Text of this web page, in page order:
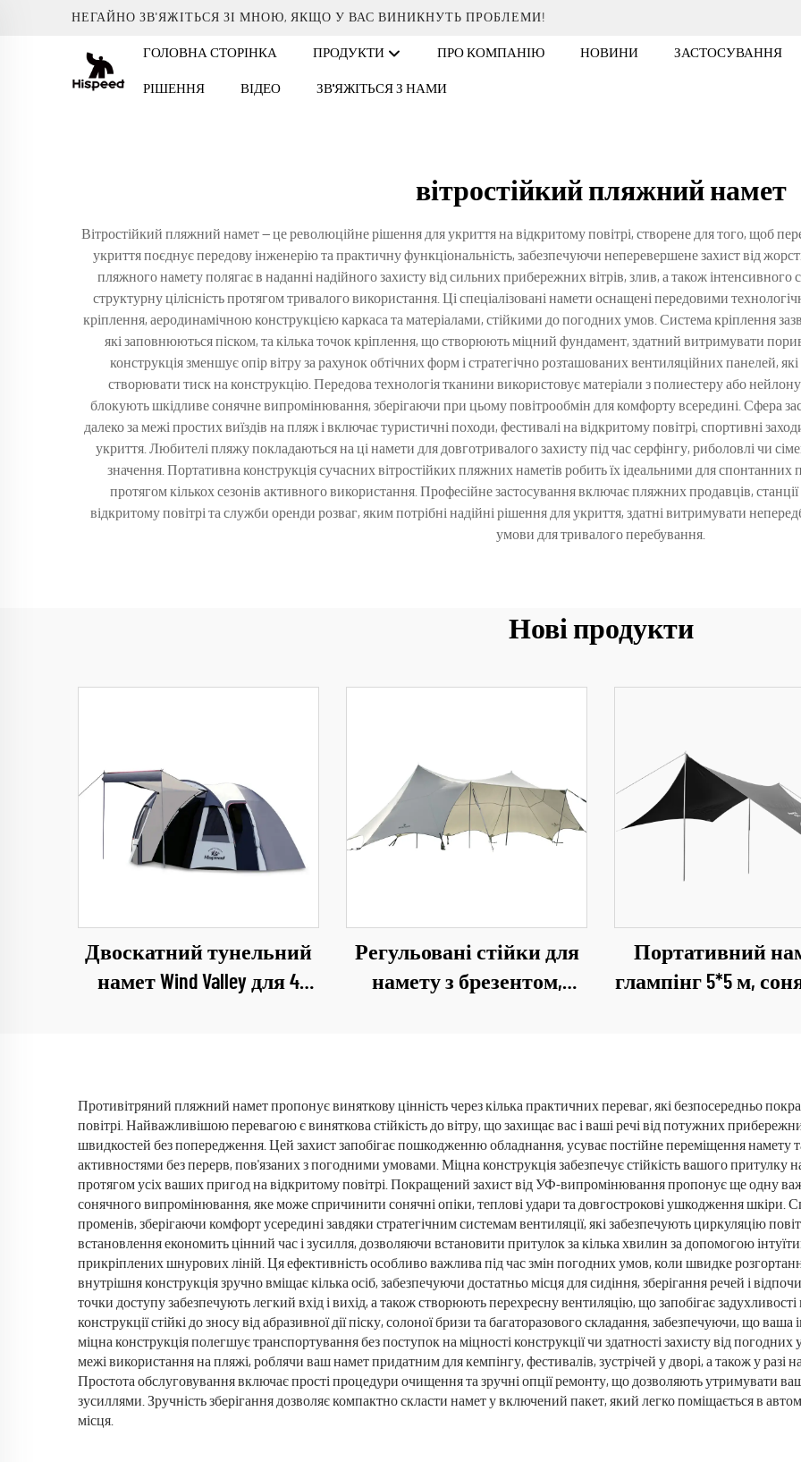
НЕГАЙНО ЗВ'ЯЖІТЬСЯ ЗІ МНОЮ, ЯКЩО У ВАС ВИНИКНУТЬ ПРОБЛЕМИ!
ГОЛОВНА СТОРІНКА ПРОДУКТИ ПРО КОМПАНІЮ НОВИНИ ЗАСТОСУВАННЯ
РІШЕННЯ ВІДЕО ЗВ'ЯЖІТЬСЯ З НАМИ
вітростійкий пляжний намет
Вітростійкий пляжний намет — це революційне рішення для укриття на відкритому повітрі, створене для того, щоб
укриття поєднує передову інженерію та практичну функціональність, забезпечуючи неперевершене захист від
пляжного намету полягає в наданні надійного захисту від сильних прибережних вітрів, злив, а також
структурну цілісність протягом тривалого використання. Ці спеціалізовані намети оснащені передовими
кріплення, аеродинамічною конструкцією каркаса та матеріалами, стійкими до погодних умов. Система кріплення
які заповнюються піском, та кілька точок кріплення, що створюють міцний фундамент, здатний витримувати
конструкція зменшує опір вітру за рахунок обтічних форм і стратегічно розташованих вентиляційних панелей,
створювати тиск на конструкцію. Передова технологія тканини використовує матеріали з полиестеру або
блокують шкідливе сонячне випромінювання, зберігаючи при цьому повітрообмін для комфорту всередині. Сфера
далеко за межі простих виїздів на пляж і включає туристичні походи, фестивалі на відкритому повітрі, спортивні
укриття. Любителі пляжу покладаються на ці намети для довготривалого захисту під час серфінгу, риболовлі чи
значення. Портативна конструкція сучасних вітростійких пляжних наметів робить їх ідеальними для спонтанних
протягом кількох сезонів активного використання. Професійне застосування включає пляжних продавців, станції
відкритому повітрі та служби оренди розваг, яким потрібні надійні рішення для укриття, здатні витримувати
умови для тривалого перебування.
Нові продукти
Двоскатний тунельний
намет Wind Valley для 4
Регульовані стійки для
намету з брезентом,
тент, тіньовий брезент
Портативний
глампінг 5*5 м,
Противітряний пляжний намет пропонує виняткову цінність через кілька практичних переваг, які безпосередньо
повітрі. Найважливішою перевагою є виняткова стійкість до вітру, що захищає вас і ваші речі від потужних
швидкостей без попередження. Цей захист запобігає пошкодженню обладнання, усуває постійне переміщення намету
активностями без перерв, пов'язаних з погодними умовами. Міцна конструкція забезпечує стійкість вашого притулку
протягом усіх ваших пригод на відкритому повітрі. Покращений захист від УФ-випромінювання пропонує ще одну
сонячного випромінювання, яке може спричинити сонячні опіки, теплові удари та довгострокові ушкодження шкіри.
променів, зберігаючи комфорт усередині завдяки стратегічним системам вентиляції, які забезпечують циркуляцію
встановлення економить цінний час і зусилля, дозволяючи встановити притулок за кілька хвилин за допомогою
прикріплених шнурових ліній. Ця ефективність особливо важлива під час змін погодних умов, коли швидке
внутрішня конструкція зручно вміщає кілька осіб, забезпечуючи достатньо місця для сидіння, зберігання речей і
точки доступу забезпечують легкий вхід і вихід, а також створюють перехресну вентиляцію, що запобігає
конструкції стійкі до зносу від абразивної дії піску, солоної бризи та багаторазового складання, забезпечуючи, що
міцна конструкція полегшує транспортування без поступок на міцності конструкції чи здатності захисту від
межі використання на пляжі, роблячи ваш намет придатним для кемпінгу, фестивалів, зустрічей у дворі, а також у разі
Простота обслуговування включає прості процедури очищення та зручні опції ремонту, що дозволяють утримувати
зусиллями. Зручність зберігання дозволяє компактно скласти намет у включений пакет, який легко поміщається в
місця.